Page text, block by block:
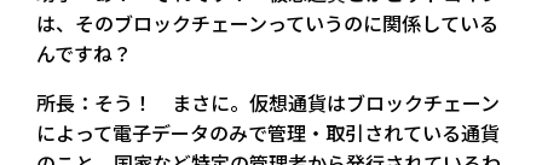
は、そのブロックチェーンっていうのに関係している
んですね？
所長：そう！ まさに。仮想通貨はブロックチェーン
によって電子データのみで管理・取引されている通貨